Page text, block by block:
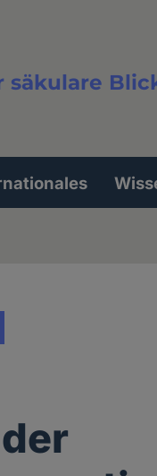
säkulare